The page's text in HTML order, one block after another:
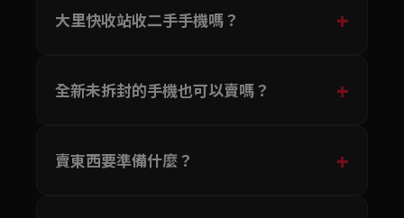
大里快收站收二手手機嗎？
全新未拆封的手機也可以賣嗎？
賣東西要準備什麼？